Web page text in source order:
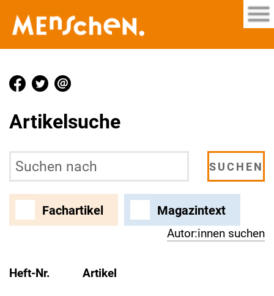
Artikelsuche
Fachartikel Magazintext
Autor:innen suchen
Heft-Nr. Artikel